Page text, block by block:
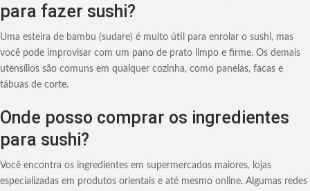
para fazer sushi?
Uma esteira de bambu (sudare) é muito útil para enrolar o sushi, mas
você pode improvisar com um pano de prato limpo e firme. Os demais
utensílios são comuns em qualquer cozinha, como panelas, facas e
tábuas de corte.
Onde posso comprar os ingredientes
para sushi?
Você encontra os ingredientes em supermercados maiores, lojas
especializadas em produtos orientais e até mesmo online. Algumas redes